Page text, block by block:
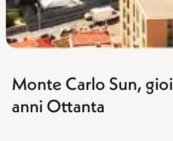
Monte Carlo Sun,
anni Ottanta